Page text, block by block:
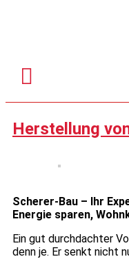
Herstellung
Scherer-Bau – Ihr
Energie sparen,
Ein gut durchdachter
denn je. Er senkt nicht